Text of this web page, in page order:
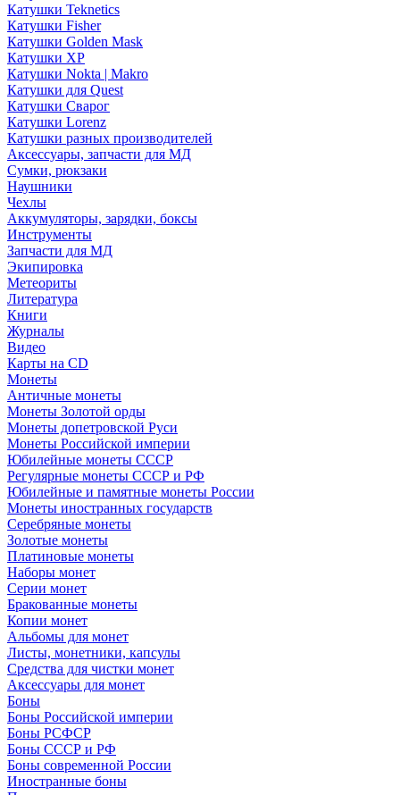
Катушки Teknetics
Катушки Fisher
Катушки Golden Mask
Катушки XP
Катушки Nokta | Makro
Катушки для Quest
Катушки Сварог
Катушки Lorenz
Катушки разных производителей
Аксессуары, запчасти для МД
Сумки, рюкзаки
Наушники
Чехлы
Аккумуляторы, зарядки, боксы
Инструменты
Запчасти для МД
Экипировка
Метеориты
Литература
Книги
Журналы
Видео
Карты на CD
Монеты
Античные монеты
Монеты Золотой орды
Монеты допетровской Руси
Монеты Российской империи
Юбилейные монеты СССР
Регулярные монеты СССР и РФ
Юбилейные и памятные монеты России
Монеты иностранных государств
Серебряные монеты
Золотые монеты
Платиновые монеты
Наборы монет
Серии монет
Бракованные монеты
Копии монет
Альбомы для монет
Листы, монетники, капсулы
Средства для чистки монет
Аксессуары для монет
Боны
Боны Российской империи
Боны РСФСР
Боны СССР и РФ
Боны современной России
Иностранные боны